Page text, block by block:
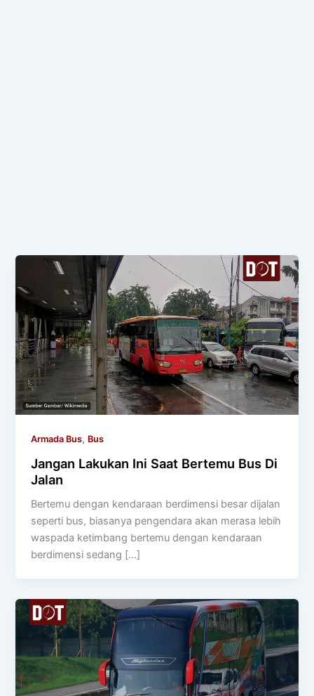
Armada Bus, Bus
Jangan Lakukan Ini Saat Bertemu Bus Di
Jalan
Bertemu dengan kendaraan berdimensi besar dijalan
seperti bus, biasanya pengendara akan merasa lebih
waspada ketimbang bertemu dengan kendaraan
berdimensi sedang […]